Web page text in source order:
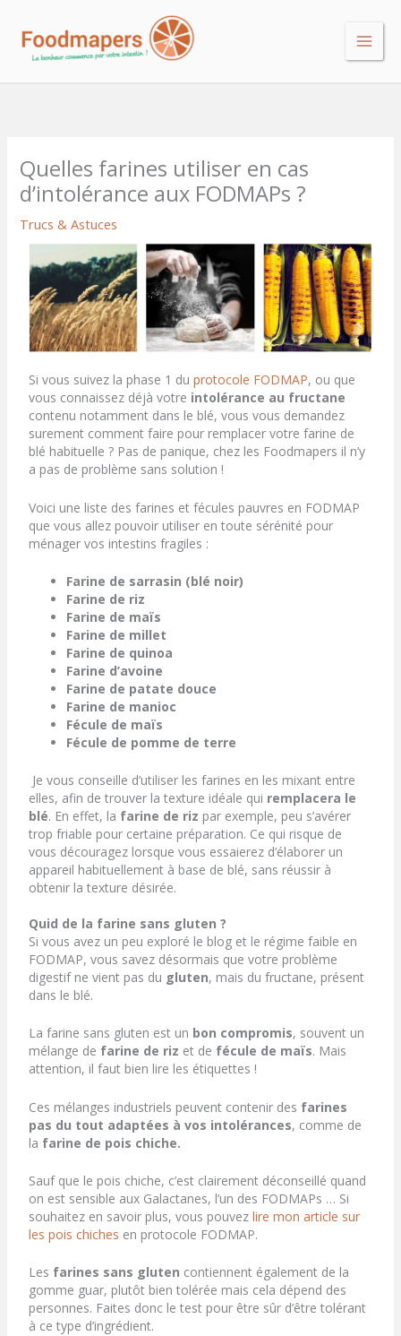
contenu
Quelles farines utiliser en cas
d’intolérance aux FODMAPs ?
Trucs & Astuces
Si vous suivez la phase 1 duprotocole FODMAP, ou que
vous connaissez déjà votre intolérance au fructane
contenu notamment dans le blé, vous vous demandez
surement comment faire pour remplacer votre farine de
blé habituelle ? Pas de panique, chez les Foodmapers il n’y
a pas de problème sans solution !
Voici une liste des farines et fécules pauvres en FODMAP
que vous allez pouvoir utiliser en toute sérénité pour
ménager vos intestins fragiles :
Farine de sarrasin (blé noir)
Farine de riz
Farine de maïs
Farine de millet
Farine de quinoa
Farine d’avoine
Farine de patate douce
Farine de manioc
Fécule de maïs
Fécule de pomme de terre
Je vous conseille d’utiliser les farines en les mixant entre
elles, afin de trouver la texture idéale qui remplacera le
blé. En effet, la farine de riz par exemple, peu s’avérer
trop friable pour certaine préparation. Ce qui risque de
vous découragez lorsque vous essaierez d’élaborer un
appareil habituellement à base de blé, sans réussir à
obtenir la texture désirée.
Quid de la farine sans gluten ?
Si vous avez un peu exploré le blog et le régime faible en
FODMAP, vous savez désormais que votre problème
digestif ne vient pas du gluten, mais du fructane, présent
dans le blé.
La farine sans gluten est un bon compromis, souvent un
mélange de farine de riz et de fécule de maïs. Mais
attention, il faut bien lire les étiquettes !
Ces mélanges industriels peuvent contenir des farines
pas du tout adaptées à vos intolérances, comme de
la farine de pois chiche.
Sauf que le pois chiche, c’est clairement déconseillé quand
on est sensible aux Galactanes, l’un des FODMAPs … Si
souhaitez en savoir plus, vous pouvezlire mon article sur
les pois chiches en protocole FODMAP.
Les farines sans gluten contiennent également de la
gomme guar, plutôt bien tolérée mais cela dépend des
personnes. Faites donc le test pour être sûr d’être tolérant
à ce type d’ingrédient.